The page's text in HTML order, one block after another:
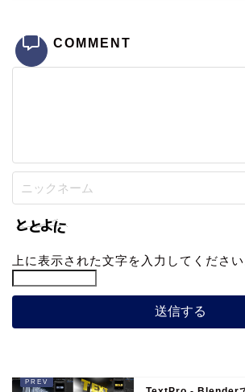
COMMENT
上に表示された文字を入力してください